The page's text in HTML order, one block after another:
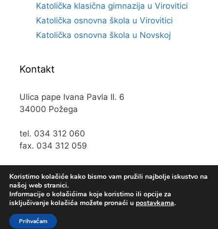
Katolička klasična gimnazija u Virovitici
Katolička osnovna škola u Virovitici
Katolička osnovna škola u Novskoj
Kontakt
Ulica pape Ivana Pavla II. 6
34000 Požega
tel. 034 312 060
fax. 034 312 059
Koristimo kolačiće kako bismo vam pružili najbolje iskustvo na
našoj web stranici.
Informacije o kolačićima koje koristimo ili opcije za
isključivanje kolačića možete pronaći u postavkama.
Prihvaćam